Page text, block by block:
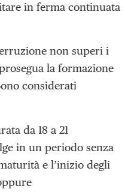
in ferma continuata
non superi i
la formazione
considerati
da 18 a 21
in un periodo senza
e l’inizio degli